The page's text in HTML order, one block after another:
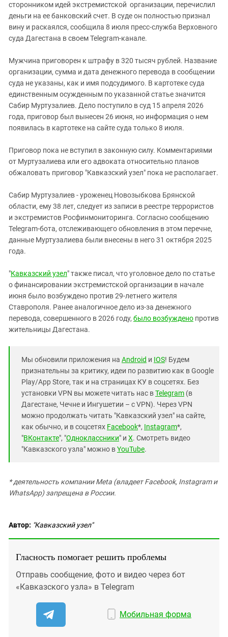
сторонником идей экстремистской организации, перечислил
деньги на ее банковский счет. В суде он полностью признал
вину и раскаялся, сообщила 8 июля пресс-служба Верховного
суда Дагестана в своем Telegram-канале.
Мужчина приговорен к штрафу в 320 тысяч рублей. Название
организации, сумма и дата денежного перевода в сообщении
суда не указаны, как и имя подсудимого. В картотеке суда
единственным осужденным по указанной статье значится
Сабир Муртузалиев. Дело поступило в суд 15 апреля 2026
года, приговор был вынесен 26 июня, но информация о нем
появилась в картотеке на сайте суда только 8 июля.
Приговор пока не вступил в законную силу. Комментариями
от Муртузалиева или его адвоката относительно планов
обжаловать приговор "Кавказский узел" пока не располагает.
Сабир Муртузалиев - уроженец Новозыбкова Брянской
области, ему 38 лет, следует из записи в реестре террористов
и экстремистов Росфинмониторинга. Согласно сообщению
Telegram-бота, отслеживающего обновления в этом перечне,
данные Муртузалиева были внесены в него 31 октября 2025
года.
"Кавказский узел" также писал, что уголовное дело по статье
о финансировании экстремистской организации в начале
июня было возбуждено против 29-летнего жителя
Ставрополя. Ранее аналогичное дело из-за денежного
перевода, совершенного в 2026 году, было возбуждено против
жительницы Дагестана.
Мы обновили приложения на Android и IOS! Будем
признательны за критику, идеи по развитию как в Google
Play/App Store, так и на страницах КУ в соцсетях. Без
установки VPN вы можете читать нас вTelegram (в
Дагестане, Чечне и Ингушетии – с VPN). Через VPN
можно продолжать читать "Кавказский узел" на сайте,
как обычно, и в соцсетях Facebook*, Instagram*,
"ВКонтакте", "Одноклассники" и X. Смотреть видео
"Кавказского узла" можно вYouTube.
* деятельность компании Meta (владеет Facebook, Instagram и
WhatsApp) запрещена в России.
Автор: "Кавказский узел"
Гласность помогает решить проблемы
Отправь сообщение, фото и видео через бот
«Кавказского узла» в Telegram
Мобильная форма